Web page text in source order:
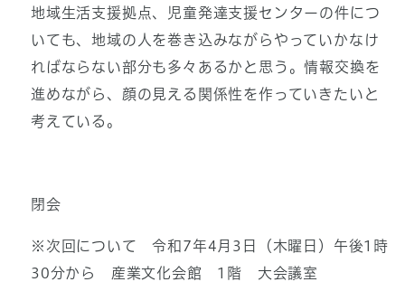
地域生活支援拠点、児童発達支援センターの件につ
いても、地域の人を巻き込みながらやっていかなけ
ればならない部分も多々あるかと思う。情報交換を
進めながら、顔の見える関係性を作っていきたいと
考えている。
閉会
※次回について 令和7年4月3日（木曜日）午後1時
30分から 産業文化会館 1階 大会議室